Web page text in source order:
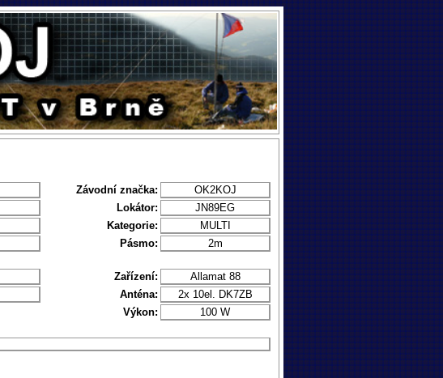
Závodní značka:
OK2KOJ
Lokátor:
JN89EG
Kategorie:
MULTI
Pásmo: 2m
Zařízení:
Allamat 88
Anténa:
2x 10el. DK7ZB
Výkon:
100 W